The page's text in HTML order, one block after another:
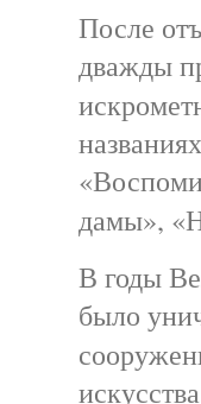
После
дважды
дамы»,
В годы
было